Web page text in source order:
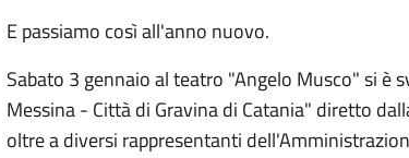
E passiamo così all'anno nuovo.
Sabato 3 gennaio al teatro "Angelo Musco" si è
Messina - Città di Gravina di Catania" diretto
oltre a diversi rappresentanti